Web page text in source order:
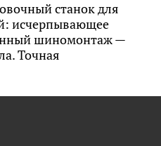
станок для
исчерпывающее
шиномонтаж —
Точная